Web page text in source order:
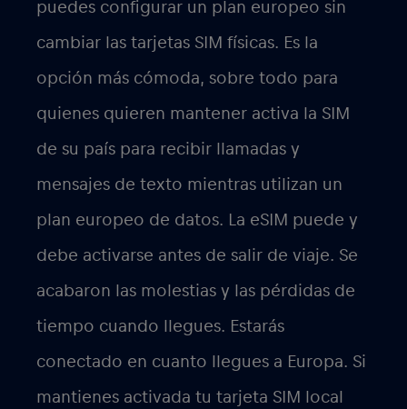
puedes configurar un plan europeo sin
cambiar las tarjetas SIM físicas. Es la
opción más cómoda, sobre todo para
quienes quieren mantener activa la SIM
de su país para recibir llamadas y
mensajes de texto mientras utilizan un
plan europeo de datos. La eSIM puede y
debe activarse antes de salir de viaje. Se
acabaron las molestias y las pérdidas de
tiempo cuando llegues. Estarás
conectado en cuanto llegues a Europa. Si
mantienes activada tu tarjeta SIM local